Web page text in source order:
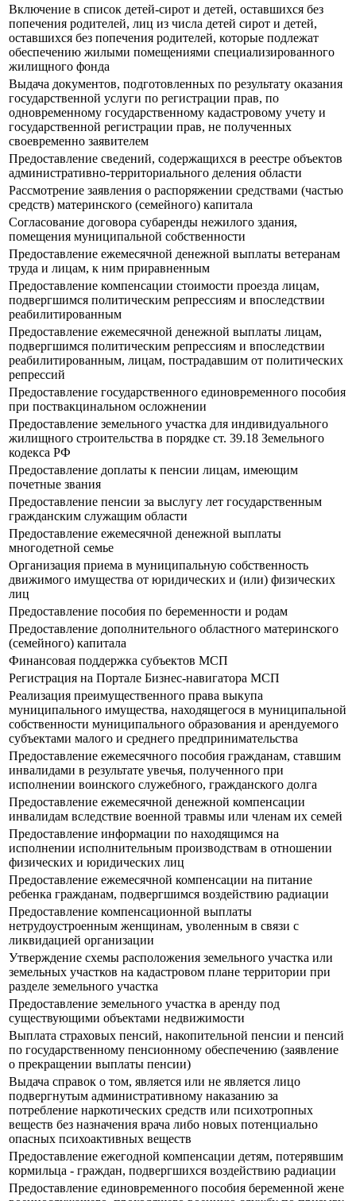
Включение в список детей-сирот и детей, оставшихся без
попечения родителей, лиц из числа детей сирот и детей,
оставшихся без попечения родителей, которые подлежат
обеспечению жилыми помещениями специализированного
жилищного фонда
Выдача документов, подготовленных по результату оказания
государственной услуги по регистрации прав, по
одновременному государственному кадастровому учету и
государственной регистрации прав, не полученных
своевременно заявителем
Предоставление сведений, содержащихся в реестре объектов
административно-территориального деления области
Рассмотрение заявления о распоряжении средствами (частью
средств) материнского (семейного) капитала
Согласование договора субаренды нежилого здания,
помещения муниципальной собственности
Предоставление ежемесячной денежной выплаты ветеранам
труда и лицам, к ним приравненным
Предоставление компенсации стоимости проезда лицам,
подвергшимся политическим репрессиям и впоследствии
реабилитированным
Предоставление ежемесячной денежной выплаты лицам,
подвергшимся политическим репрессиям и впоследствии
реабилитированным, лицам, пострадавшим от политических
репрессий
Предоставление государственного единовременного пособия
при поствакцинальном осложнении
Предоставление земельного участка для индивидуального
жилищного строительства в порядке ст. 39.18 Земельного
кодекса РФ
Предоставление доплаты к пенсии лицам, имеющим
почетные звания
Предоставление пенсии за выслугу лет государственным
гражданским служащим области
Предоставление ежемесячной денежной выплаты
многодетной семье
Организация приема в муниципальную собственность
движимого имущества от юридических и (или) физических
лиц
Предоставление пособия по беременности и родам
Предоставление дополнительного областного материнского
(семейного) капитала
Финансовая поддержка субъектов МСП
Регистрация на Портале Бизнес-навигатора МСП
Реализация преимущественного права выкупа
муниципального имущества, находящегося в муниципальной
собственности муниципального образования и арендуемого
субъектами малого и среднего предпринимательства
Предоставление ежемесячного пособия гражданам, ставшим
инвалидами в результате увечья, полученного при
исполнении воинского служебного, гражданского долга
Предоставление ежемесячной денежной компенсации
инвалидам вследствие военной травмы или членам их семей
Предоставление информации по находящимся на
исполнении исполнительным производствам в отношении
физических и юридических лиц
Предоставление ежемесячной компенсации на питание
ребенка гражданам, подвергшимся воздействию радиации
Предоставление компенсационной выплаты
нетрудоустроенным женщинам, уволенным в связи с
ликвидацией организации
Утверждение схемы расположения земельного участка или
земельных участков на кадастровом плане территории при
разделе земельного участка
Предоставление земельного участка в аренду под
существующими объектами недвижимости
Выплата страховых пенсий, накопительной пенсии и пенсий
по государственному пенсионному обеспечению (заявление
о прекращении выплаты пенсии)
Выдача справок о том, является или не является лицо
подвергнутым административному наказанию за
потребление наркотических средств или психотропных
веществ без назначения врача либо новых потенциально
опасных психоактивных веществ
Предоставление ежегодной компенсации детям, потерявшим
кормильца - граждан, подвергшихся воздействию радиации
Предоставление единовременного пособия беременной жене